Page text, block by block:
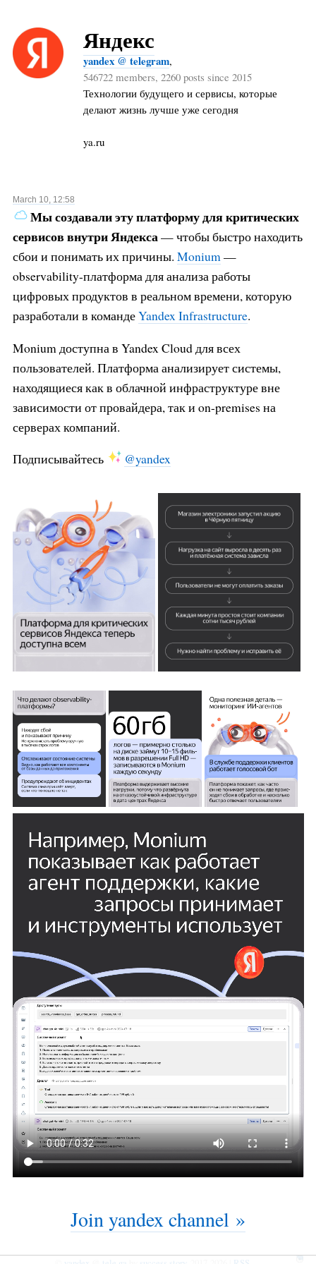
Яндекс
yandex @ telegram,
546722 members, 2260 posts since 2015
Технологии будущего и сервисы, которые
делают жизнь лучше уже сегодня
ya.ru
March 10, 12:58
Мы создавали эту платформу для критических
сервисов внутри Яндекса— чтобы быстро находить
сбои и понимать их причины. Monium—
observability-платформа для анализа работы
цифровых продуктов в реальном времени, которую
разработали в командеYandex Infrastructure.
Monium доступна в Yandex Cloud для всех
пользователей. Платформа анализирует системы,
находящиеся как в облачной инфраструктуре вне
зависимости от провайдера, так и on-premises на
серверах компаний.
Подписывайтесь
@yandex
Join yandex channel »